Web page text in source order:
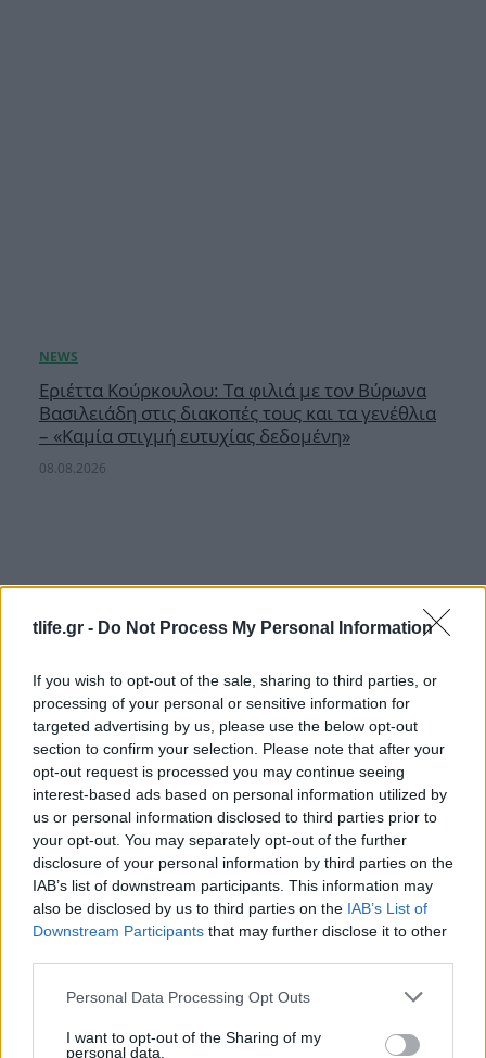
tlife.gr - Do Not Process My Personal Information
If you wish to opt-out of the sale, sharing to third parties, or
processing of your personal or sensitive information for
targeted advertising by us, please use the below opt-out
section to confirm your selection. Please note that after your
opt-out request is processed you may continue seeing
interest-based ads based on personal information utilized by
us or personal information disclosed to third parties prior to
your opt-out. You may separately opt-out of the further
disclosure of your personal information by third parties on the
IAB’s list of downstream participants. This information may
also be disclosed by us to third parties on the IAB’s List of
Downstream Participants that may further disclose it to other
Please note that this website/app uses one or more Google
not limited to your visit or usage behaviour. You may click to
Personal Data Processing Opt Outs
I want to opt-out of the Sharing of my
personal data.
Εριέττα Κούρκουλου: Τα φιλιά με τον Βύρωνα
Βασιλειάδη στις διακοπές τους και τα γενέθλια
– «Καμία στιγμή ευτυχίας δεδομένη»
08.08.2026
Ιωάννα Τούνη: «Έβγαλα όλο το βράδυ στο
νοσοκομείο με ορούς και αντιβιώσεις»
08.08.2026